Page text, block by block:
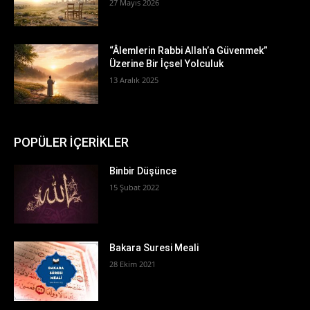
27 Mayıs 2026
“Âlemlerin Rabbi Allah’a Güvenmek”
Üzerine Bir İçsel Yolculuk
13 Aralık 2025
POPÜLER İÇERİKLER
Binbir Düşünce
15 Şubat 2022
Bakara Suresi Meali
28 Ekim 2021